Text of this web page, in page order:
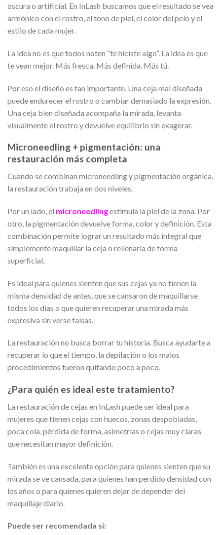
oscura o artificial. En InLash buscamos que el resultado se vea
armónico con el rostro, el tono de piel, el color del pelo y el
estilo de cada mujer.
La idea no es que todos noten “te hiciste algo”. La idea es que
te vean mejor. Más fresca. Más definida. Más tú.
Por eso el diseño es tan importante. Una ceja mal diseñada
puede endurecer el rostro o cambiar demasiado la expresión.
Una ceja bien diseñada acompaña la mirada, levanta
visualmente el rostro y devuelve equilibrio sin exagerar.
Microneedling + pigmentación: una
restauración más completa
Cuando se combinan microneedling y pigmentación orgánica,
la restauración trabaja en dos niveles.
Por un lado, el microneedlingestimula la piel de la zona. Por
otro, la pigmentación devuelve forma, color y definición. Esta
combinación permite lograr un resultado más integral que
simplemente maquillar la ceja o rellenarla de forma
superficial.
Es ideal para quienes sienten que sus cejas ya no tienen la
misma densidad de antes, que se cansaron de maquillarse
todos los días o que quieren recuperar una mirada más
expresiva sin verse falsas.
La restauración no busca borrar tu historia. Busca ayudarte a
recuperar lo que el tiempo, la depilación o los malos
procedimientos fueron quitando poco a poco.
¿Para quién es ideal este tratamiento?
La restauración de cejas en InLash puede ser ideal para
mujeres que tienen cejas con huecos, zonas despobladas,
poca cola, pérdida de forma, asimetrías o cejas muy claras
que necesitan mayor definición.
También es una excelente opción para quienes sienten que su
mirada se ve cansada, para quienes han perdido densidad con
los años o para quienes quieren dejar de depender del
maquillaje diario.
Puede ser recomendada si: